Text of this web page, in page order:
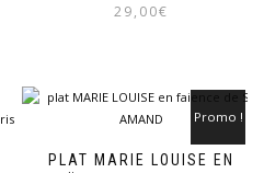
29,00€
PLAT MARIE LOUISE EN
Promo !